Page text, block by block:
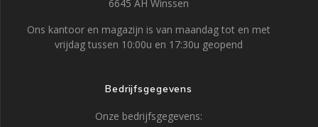
6645 AH Winssen
Ons kantoor en magazijn is van maandag tot en met
vrijdag tussen 10:00u en 17:30u geopend
Bedrijfsgegevens
Onze bedrijfsgegevens: